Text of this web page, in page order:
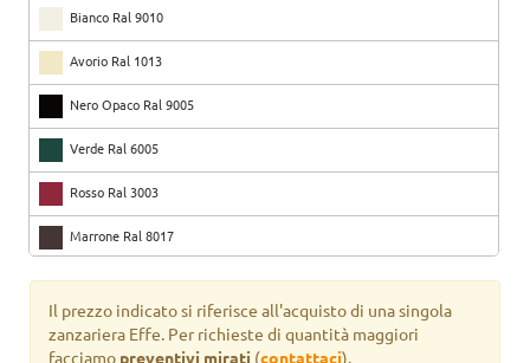
Bianco Ral 9010
Avorio Ral 1013
Nero Opaco Ral 9005
Verde Ral 6005
Rosso Ral 3003
Marrone Ral 8017
Argento Ossidato
Il prezzo indicato si riferisce all'acquisto di una singola
zanzariera Effe. Per richieste di quantità maggiori
facciamo preventivi mirati (contattaci).